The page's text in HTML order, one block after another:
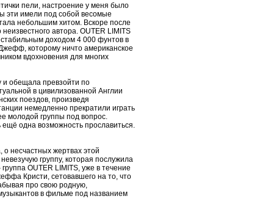
пели, настроение у меня было
эти имели под собой весомые
небольшим хитом. Вскоре после
автора. OUTER LIMITS
доходом 4 000 фунтов в
которому ничто американское
вдохновения для многих
и обещала превзойти по
в цивилизованной Англии
поездов, произведя
немедленно прекратили играть
молодой группы под вопрос.
одна возможность прославиться.
несчастных жертвах этой
группу, которая послужила
OUTER LIMITS, уже в течение
Кристи, сетовавшего на то, что
про свою родную,
в фильме под названием